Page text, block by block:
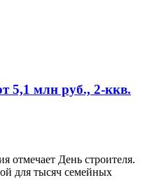
5,1 млн руб., 2-ккв.
отмечает День строителя.
для тысяч семейных